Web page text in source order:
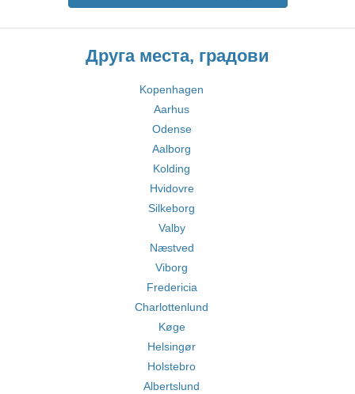
Друга места, градови
Kopenhagen
Aarhus
Odense
Aalborg
Kolding
Hvidovre
Silkeborg
Valby
Næstved
Viborg
Fredericia
Charlottenlund
Køge
Helsingør
Holstebro
Albertslund